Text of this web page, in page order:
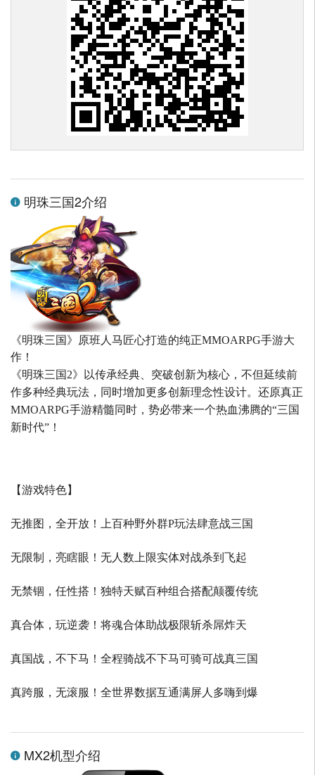
明珠三国2介绍
《明珠三国》原班人马匠心打造的纯正MMOARPG手游大
作！
《明珠三国2》以传承经典、突破创新为核心，不但延续前
作多种经典玩法，同时增加更多创新理念性设计。还原真正
MMOARPG手游精髓同时，势必带来一个热血沸腾的“三国
新时代”！
【游戏特色】
无推图，全开放！上百种野外群P玩法肆意战三国
无限制，亮瞎眼！无人数上限实体对战杀到飞起
无禁锢，任性搭！独特天赋百种组合搭配颠覆传统
真合体，玩逆袭！将魂合体助战极限斩杀屌炸天
真国战，不下马！全程骑战不下马可骑可战真三国
真跨服，无滚服！全世界数据互通满屏人多嗨到爆
MX2机型介绍